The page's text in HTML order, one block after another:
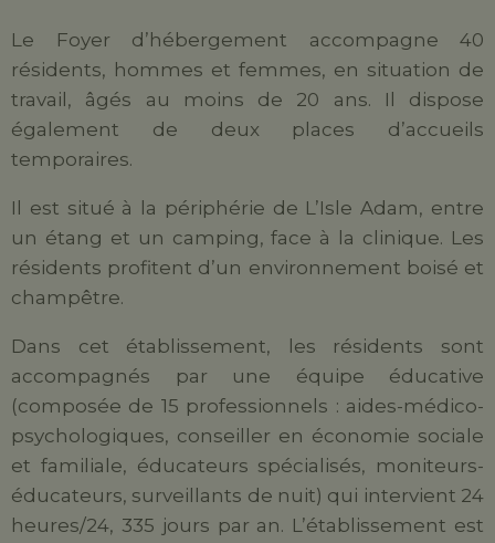
Le Foyer d’hébergement accompagne 40
résidents, hommes et femmes, en situation de
travail, âgés au moins de 20 ans. Il dispose
également de deux places d’accueils
temporaires.
Il est situé à la périphérie de L’Isle Adam, entre
un étang et un camping, face à la clinique. Les
résidents profitent d’un environnement boisé et
champêtre.
Dans cet établissement, les résidents sont
accompagnés par une équipe éducative
(composée de 15 professionnels : aides-médico-
psychologiques, conseiller en économie sociale
et familiale, éducateurs spécialisés, moniteurs-
éducateurs, surveillants de nuit) qui intervient 24
heures/24, 335 jours par an. L’établissement est